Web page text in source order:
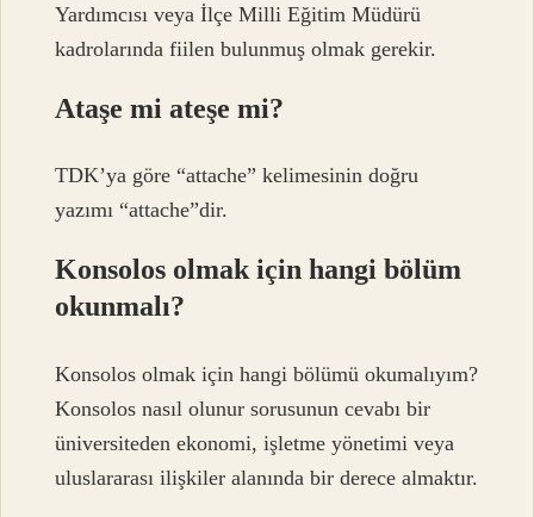
Yardımcısı veya İlçe Milli Eğitim Müdürü
kadrolarında fiilen bulunmuş olmak gerekir.
Ataşe mi ateşe mi?
TDK’ya göre “attache” kelimesinin doğru
yazımı “attache”dir.
Konsolos olmak için hangi bölüm
okunmalı?
Konsolos olmak için hangi bölümü okumalıyım?
Konsolos nasıl olunur sorusunun cevabı bir
üniversiteden ekonomi, işletme yönetimi veya
uluslararası ilişkiler alanında bir derece almaktır.